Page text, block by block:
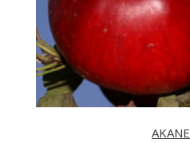
AKANE